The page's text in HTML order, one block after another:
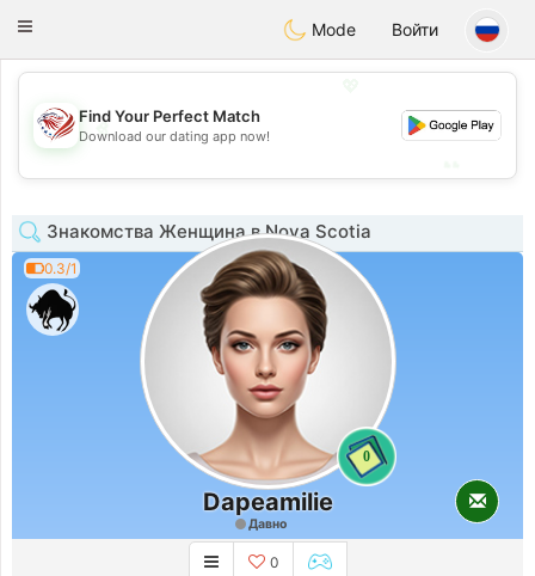
Dating
Toggle
Mode Войти
💖
💕
Find Your Perfect Match
Download our dating app now!
Знакомства Женщина в Nova Scotia
0.3/1
0
Dapeamilie
Давно
0